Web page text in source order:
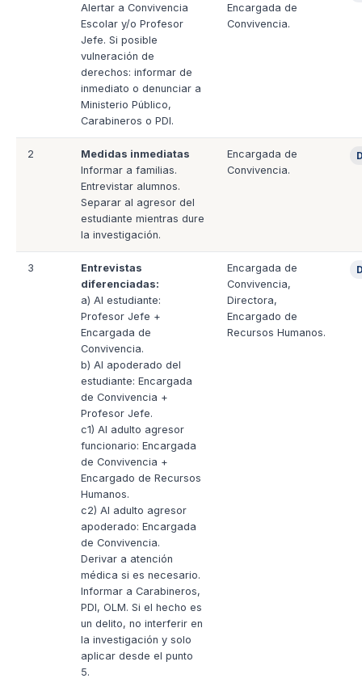
Alertar a Convivencia
Escolar y/o Profesor
Jefe. Si posible
vulneración de
derechos: informar de
inmediato o denunciar a
Ministerio Público,
Carabineros o PDI.
Encargada de
Convivencia.
2
Medidas inmediatas
Informar a familias.
Entrevistar alumnos.
Separar al agresor del
estudiante mientras dure
la investigación.
Encargada de
Convivencia.
3
Entrevistas
diferenciadas:
a) Al estudiante:
Profesor Jefe +
Encargada de
Convivencia.
b) Al apoderado del
estudiante: Encargada
de Convivencia +
Profesor Jefe.
c1) Al adulto agresor
funcionario: Encargada
de Convivencia +
Encargado de Recursos
Humanos.
c2) Al adulto agresor
apoderado: Encargada
de Convivencia.
Derivar a atención
médica si es necesario.
Informar a Carabineros,
PDI, OLM. Si el hecho es
un delito, no interferir en
la investigación y solo
aplicar desde el punto
5.
Encargada de
Convivencia,
Directora,
Encargado de
Recursos Humanos.